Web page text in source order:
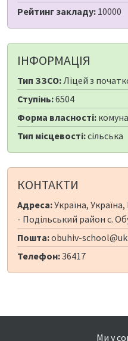
Рейтинг закладу: 10000
ІНФОРМАЦІЯ
Тип ЗЗСО:Ліцей з
Ступінь:6504
Форма власності:
Тип місцевості:сільська
КОНТАКТИ
Адреса:Україна,
- Подільський район с.
Пошта:obuhiv-
Телефон:36417
Ми у